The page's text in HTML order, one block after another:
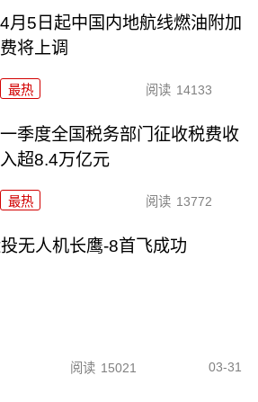
4月5日起中国内地航线燃油附加
费将上调
最热 阅读 14133
一季度全国税务部门征收税费收
入超8.4万亿元
最热 阅读 13772
无人机长鹰-8首飞成功
阅读 15021 03-31